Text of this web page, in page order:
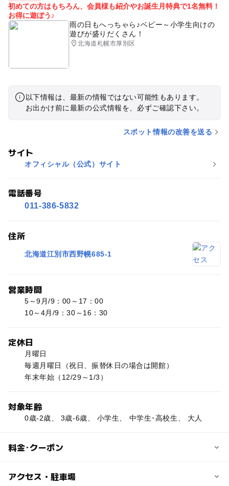
初めての方はもちろん、会員様も紹介やお誕生月特典で1名無料！
お得に遊ぼう♪
雨の日もへっちゃら♪ベビー～小学生向けの
遊びが盛りだくさん！
北海道札幌市厚別区
以下情報は、最新の情報ではない可能性もあります。
お出かけ前に最新の公式情報を、必ずご確認下さい。
スポット情報の改善を送る
サイト
オフィシャル（公式）サイト
電話番号
011-386-5832
住所
北海道江別市西野幌685-1
営業時間
5～9月/9：00～17：00
10～4月/9：30～16：30
定休日
月曜日
毎週月曜日（祝日、振替休日の場合は開館）
年末年始（12/29～1/3）
対象年齢
0歳-2歳、 3歳-6歳、 小学生、 中学生･高校生、 大人
料金･クーポン
子供の料金
アクセス・駐車場